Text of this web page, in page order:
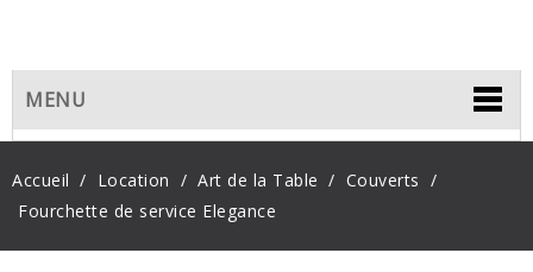
MENU
Accueil Location Art de la Table
Couverts
Fourchette de service Elegance